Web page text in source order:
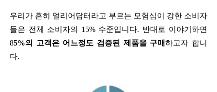
우리가 흔히 얼리어답터라고 부르는 모험심이 강한 소비자
들은 전체 소비자의 15% 수준입니다. 반대로 이야기하면
85%의 고객은 어느정도 검증된 제품을 구매하고자 합니
다.